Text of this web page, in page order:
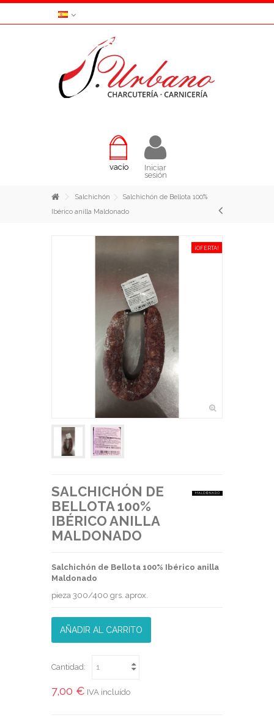
vacío
Iniciar
sesión
Salchichón
Salchichón de Bellota 100%
Ibérico anilla Maldonado
¡OFERTA!
SALCHICHÓN DE
BELLOTA 100%
IBÉRICO ANILLA
MALDONADO
Salchichón de Bellota 100% Ibérico anilla
Maldonado
pieza 300/400 grs. aprox.
AÑADIR AL CARRITO
Cantidad:
7,00 € IVA incluído